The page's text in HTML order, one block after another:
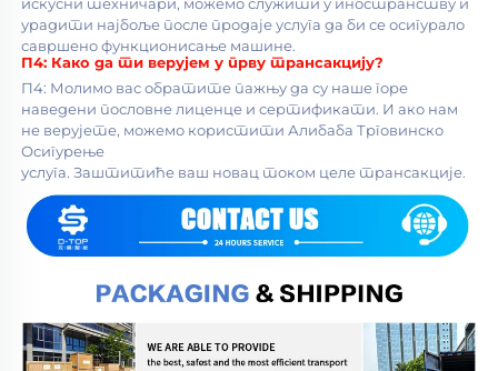
урадити најбоље после продаје услуга да би се осигурало
савршено функционисање машине.
П4: Како да ти верујем у прву трансакцију?
П4: Молимо вас обратите пажњу да су наше горе
наведени пословне лиценце и сертификати. И ако нам
не верујете, можемо користити Алибаба Трговинско
Осигурење
услуга. Заштитиће ваш новац током целе трансакције.